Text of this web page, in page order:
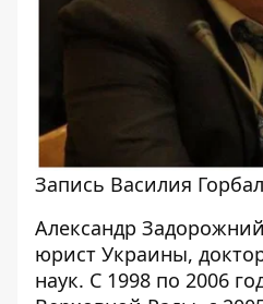
Запись Василия
Александр
юрист Украины,
наук. С 1998 по 2006